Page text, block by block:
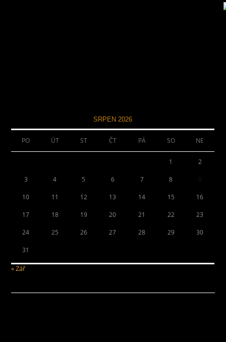
SRPEN 2026
PO ÚT ST ČT PÁ SO NE
1 2
3 4 5 6 7 8
10 11 12 13 14 15 16
17 18 19 20 21 22 23
24 25 26 27 28 29 30
31
« Zář